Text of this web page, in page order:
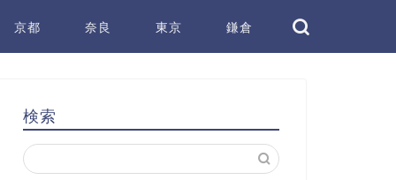
京都 奈良 東京 鎌倉
検索